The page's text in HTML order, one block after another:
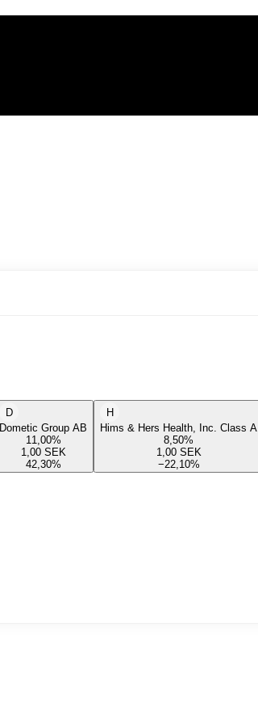
D
Dometic Group AB
11,00%
1,00 SEK
42,30%
H
Hims & Hers Health, Inc. Class A
8,50%
1,00 SEK
−22,10%